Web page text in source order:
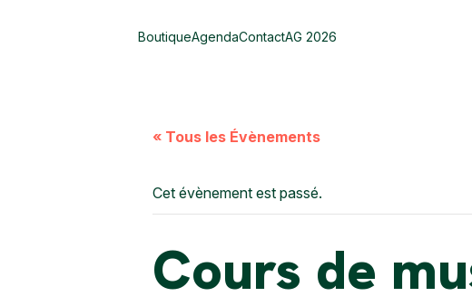
BoutiqueAgendaContactAG 2026
« Tous les Évènements
Cet évènement est passé.
Cours de